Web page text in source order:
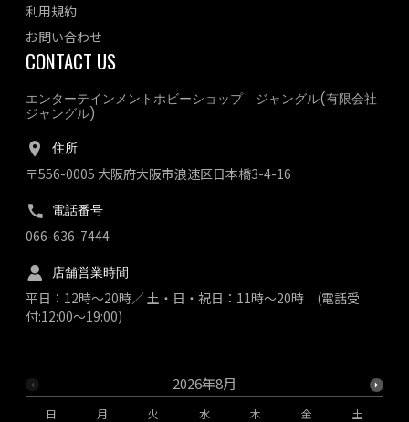
2026年8月
日 月 火 水 木 金 土
利用規約
お問い合わせ
CONTACT US
エンターテインメントホビーショップ ジャングル(有限会社
ジャングル)
住所
〒556-0005 大阪府大阪市浪速区日本橋3-4-16
電話番号
066-636-7444
店舗営業時間
平日：12時～20時／ 土・日・祝日：11時～20時 (電話受
付:12:00～19:00)